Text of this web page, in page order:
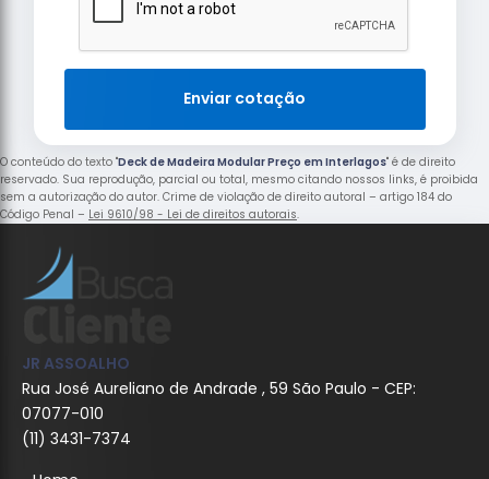
Enviar cotação
O conteúdo do texto "Deck de Madeira Modular Preço em Interlagos" é de direito
reservado. Sua reprodução, parcial ou total, mesmo citando nossos links, é proibida
sem a autorização do autor. Crime de violação de direito autoral – artigo 184 do
Código Penal – Lei 9610/98 - Lei de direitos autorais.
JR ASSOALHO
Rua José Aureliano de Andrade , 59 São Paulo - CEP:
07077-010
(11) 3431-7374